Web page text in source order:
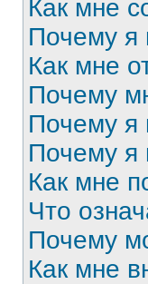
Как мне
Почему я
Как мне
Почему
Почему я
Почему я
Как мне
Что
Почему
Как мне